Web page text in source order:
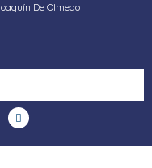
De Olmedo